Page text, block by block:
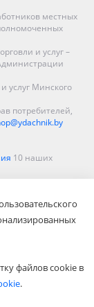
местных
и услуг –
услуг Минского
потребителей,
10 наших
магазине
файлов cookie в
.